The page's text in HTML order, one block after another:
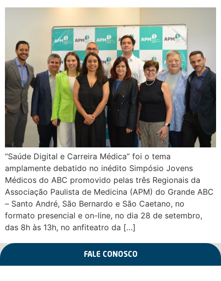
“Saúde Digital e Carreira Médica” foi o tema
amplamente debatido no inédito Simpósio Jovens
Médicos do ABC promovido pelas três Regionais da
Associação Paulista de Medicina (APM) do Grande ABC
– Santo André, São Bernardo e São Caetano, no
formato presencial e on-line, no dia 28 de setembro,
das 8h às 13h, no anfiteatro da […]
FALE CONOSCO